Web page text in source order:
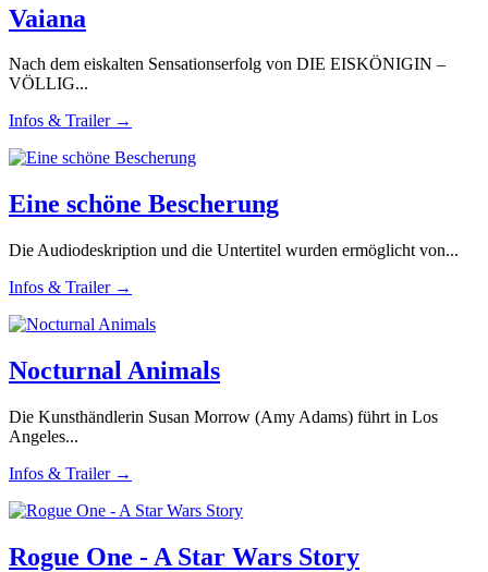
Vaiana
Nach dem eiskalten Sensationserfolg von DIE EISKÖNIGIN –
VÖLLIG...
Infos & Trailer →
Eine schöne Bescherung
Die Audiodeskription und die Untertitel wurden ermöglicht von...
Infos & Trailer →
Nocturnal Animals
Die Kunsthändlerin Susan Morrow (Amy Adams) führt in Los
Angeles...
Infos & Trailer →
Rogue One - A Star Wars Story